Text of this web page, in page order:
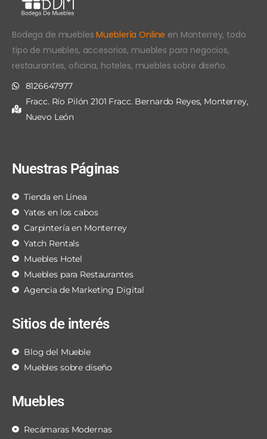
Bodega de mueblesMueblería Online en Monterrey, todo
tipo de muebles, accesorios, muebles para negocios,
restaurantes, oficina, hoteles, muebles sobre diseño.
8126647977
Fracc. Río Pilón 2101 Fracc. Bernardo Reyes, Monterrey,
Nuevo León
Nuestras Páginas
Tienda en Línea
Yates en los cabos
Carpintería en Monterrey
Yatch Rentals
Muebles Hotel
Muebles para Restaurantes
Agencia de Marketing Digital
Sitios de interés
Blog del Mueble
Muebles sobre diseño
Muebles
Recámaras Modernas